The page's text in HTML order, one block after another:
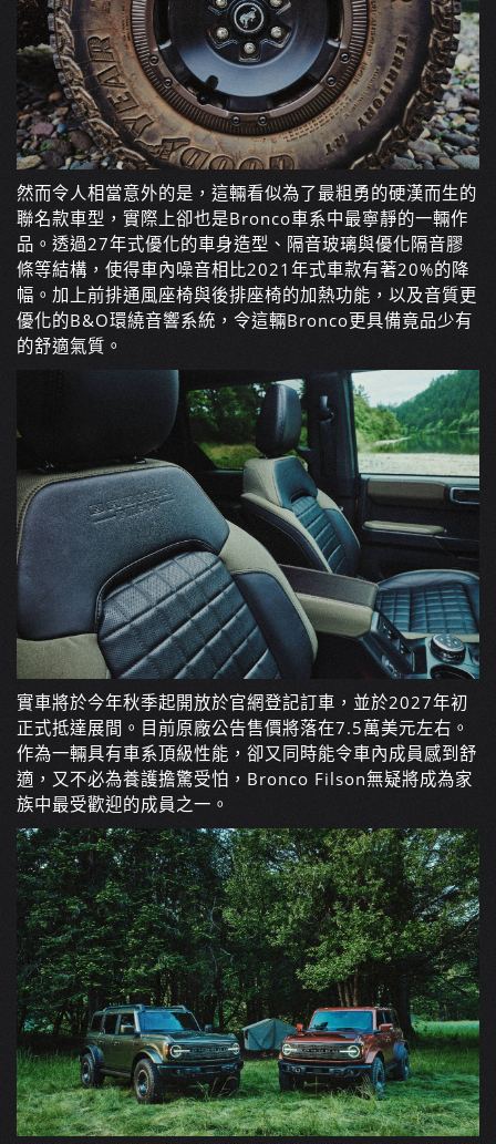
然而令人相當意外的是，這輛看似為了最粗勇的硬漢而生的
聯名款車型，實際上卻也是Bronco車系中最寧靜的一輛作
品。透過27年式優化的車身造型、隔音玻璃與優化隔音膠
條等結構，使得車內噪音相比2021年式車款有著20%的降
幅。加上前排通風座椅與後排座椅的加熱功能，以及音質更
優化的B&O環繞音響系統，令這輛Bronco更具備竟品少有
的舒適氣質。
實車將於今年秋季起開放於官網登記訂車，並於2027年初
正式抵達展間。目前原廠公告售價將落在7.5萬美元左右。
作為一輛具有車系頂級性能，卻又同時能令車內成員感到舒
適，又不必為養護擔驚受怕，Bronco Filson無疑將成為家
族中最受歡迎的成員之一。